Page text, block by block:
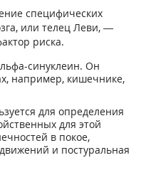
специфических
или телец Леви, —
риска.
синуклеин. Он
например, кишечнике,
для определения
для этой
в покое,
и постуральная